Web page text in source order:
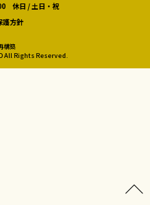
休日 / 土日・祝
護方針
構築
All Rights Reserved.